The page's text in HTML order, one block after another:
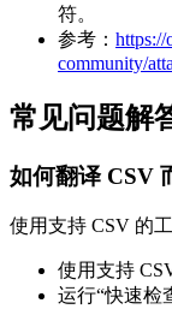
符。
参考：
community/
常见问题解
如何翻译 CSV
使用支持 CSV 的
使用支持
运行“快速检